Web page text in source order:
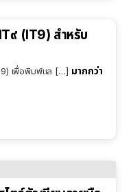
๙ (IT9) สำหรับ
เพื่อพิมพ์แล […] มากกว่า